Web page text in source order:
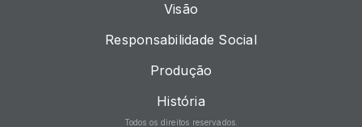
Visão
Responsabilidade Social
Produção
História
Todos os direitos reservados.